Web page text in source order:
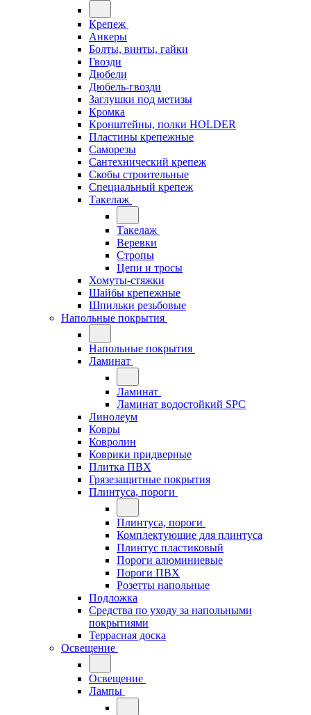
Крепеж
Анкеры
Болты, винты, гайки
Гвозди
Дюбели
Дюбель-гвозди
Заглушки под метизы
Кромка
Кронштейны, полки НОLDER
Пластины крепежные
Саморезы
Сантехнический крепеж
Скобы строительные
Специальный крепеж
Такелаж
Такелаж
Веревки
Стропы
Цепи и тросы
Хомуты-стяжки
Шайбы крепежные
Шпильки резьбовые
Напольные покрытия
Напольные покрытия
Ламинат
Ламинат
Ламинат водостойкий SPC
Линолеум
Ковры
Ковролин
Коврики придверные
Плитка ПВХ
Грязезащитные покрытия
Плинтуса, пороги
Плинтуса, пороги
Комплектующие для плинтуса
Плинтус пластиковый
Пороги алюминиевые
Пороги ПВХ
Розетты напольные
Подложка
Средства по уходу за напольными
покрытиями
Террасная доска
Освещение
Освещение
Лампы